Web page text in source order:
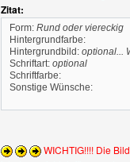
Zitat:
Form: Rund oder viereckig
Hintergrundfarbe:
Hintergrundbild: optional...
Schriftart: optional
Schriftfarbe:
Sonstige Wünsche:
WICHTIG!!!! Die